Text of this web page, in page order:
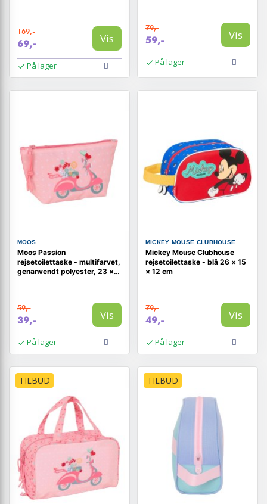
169,-
69,- Vis
På lager
79,-
59,- Vis
På lager
MOOS
Moos Passion
rejsetoilettaske - multifarvet,
genanvendt polyester, 23 ×
59,-
39,- Vis
På lager
MICKEY MOUSE CLUBHOUSE
Mickey Mouse Clubhouse
rejsetoilettaske - blå 26 × 15
× 12 cm
79,-
49,- Vis
På lager
TILBUD TILBUD